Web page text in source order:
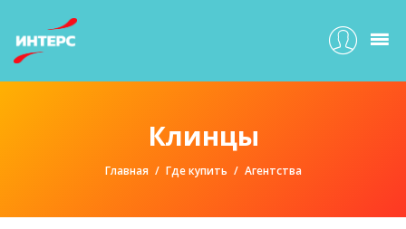
Клинцы
Главная Где купить Агентства